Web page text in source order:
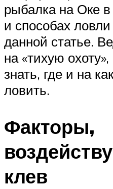
рыбалка на Оке
и способах
данной статье.
на «тихую
знать, где и на
ловить.
Факторы,
клев